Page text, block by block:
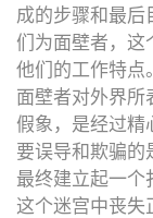
成的步骤和最后
们为面壁者，这
他们的工作特点
面壁者对外界所
假象，是经过精
要误导和欺骗的
最终建立起一个
这个迷宫中丧失